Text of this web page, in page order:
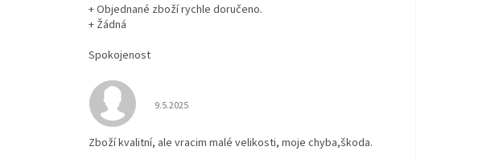
+ Objednané zboží rychle doručeno.
+ Žádná
Spokojenost
Hodnocení obchodu je 5 z 5 hvězdiček.
9.5.2025
Zboží kvalitní, ale vracim malé velikosti, moje chyba,škoda.